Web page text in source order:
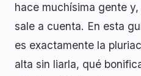
hace muchísima gente
sale a cuenta. En esta
es exactamente la
alta sin liarla, qué